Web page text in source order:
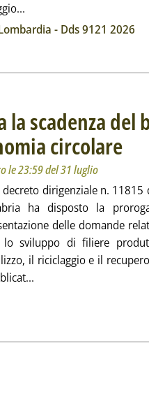
- Dds 9121 2026
scadenza del
circolare
le 23:59 del 31 luglio
decreto dirigenziale n. 11815
ha disposto la
delle domande
lo sviluppo di filiere
il riciclaggio e il